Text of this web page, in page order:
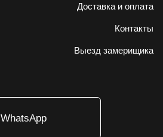
Доставка и оплата
Контакты
Выезд замерищика
WhatsApp